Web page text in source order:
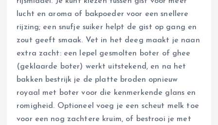
lucht en aroma of bakpoeder voor een snellere
rijzing; een snufje suiker helpt de gist op gang en
zout geeft smaak. Vet in het deeg maakt je naan
extra zacht: een lepel gesmolten boter of ghee
(geklaarde boter) werkt uitstekend, en na het
bakken bestrijk je de platte broden opnieuw
royaal met boter voor die kenmerkende glans en
romigheid. Optioneel voeg je een scheut melk toe
voor een nog zachtere kruim, of bestrooi je met